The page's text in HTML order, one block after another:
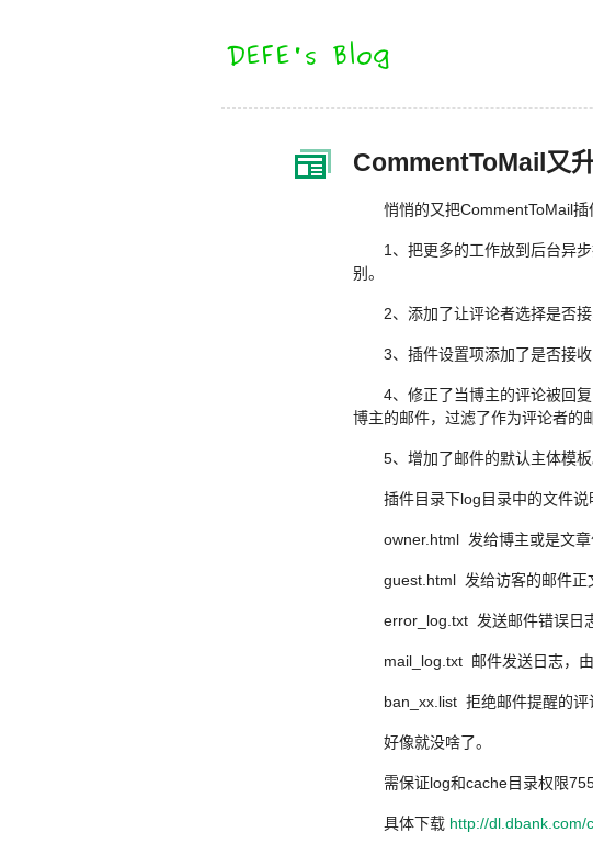
CommentToMail又
悄悄的又把CommentToMail插
1、把更多的工作放到后台异
别。
2、添加了让评论者选择是否
3、插件设置项添加了是否接收
4、修正了当博主的评论被回
博主的邮件，过滤了作为评论者的
5、增加了邮件的默认主体模板
插件目录下log目录中的文件说
owner.html 发给博主或是文章
guest.html 发给访客的邮件正
error_log.txt 发送邮件错误日
mail_log.txt 邮件发送日志，由
ban_xx.list 拒绝邮件提醒的评
好像就没啥了。
需保证log和cache目录权限
具体下载 http://dl.dbank.com/